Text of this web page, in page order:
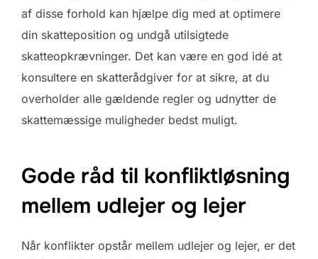
af disse forhold kan hjælpe dig med at optimere
din skatteposition og undgå utilsigtede
skatteopkrævninger. Det kan være en god idé at
konsultere en skatterådgiver for at sikre, at du
overholder alle gældende regler og udnytter de
skattemæssige muligheder bedst muligt.
Gode råd til konfliktløsning
mellem udlejer og lejer
Når konflikter opstår mellem udlejer og lejer, er det